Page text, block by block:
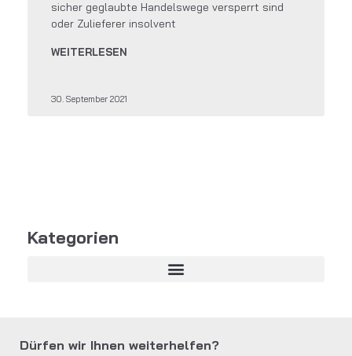
sicher geglaubte Handelswege versperrt sind
oder Zulieferer insolvent
WEITERLESEN
30. September 2021
Kategorien
Dürfen wir Ihnen weiterhelfen?